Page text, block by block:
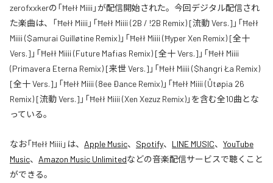
zerofxxkerの「Ħełł Miiii」が配信開始された。今回デジタル配信され
た楽曲は、「Ħełł Miiii」「Ħełł Miiii (2B / !2B Remix) [流動 Vers.]」「Ħełł
Miiii ($amurai Guilløtine Remix)」「Ħełł Miiii (Ħyper Xen Remix) [全十
Vers.]」「Ħełł Miiii (Future Mafias Remix) [全十 Vers.]」「Ħełł Miiii
(Primavera Eterna Remix) [来世 Vers.]」「Ħełł Miiii ($hangri Ła Remix)
[全十 Vers.]」「Ħełł Miiii (8ee Ðance Remix)」「Ħełł Miiii (Ůtøpia 26
Remix) [流動 Vers.]」「Ħełł Miiii (Xen Xezuz Remix)」を含む全10曲とな
っている。
なお「Ħełł Miiii 」は、 Apple Music、 Spotify、 LINE MUSIC、 YouTube
Music、 Amazon Music Unlimitedなどの音楽配信サービスで聴くこと
ができる。